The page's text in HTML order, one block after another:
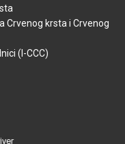
Crvenog krsta i Crvenog
(I-CCC)